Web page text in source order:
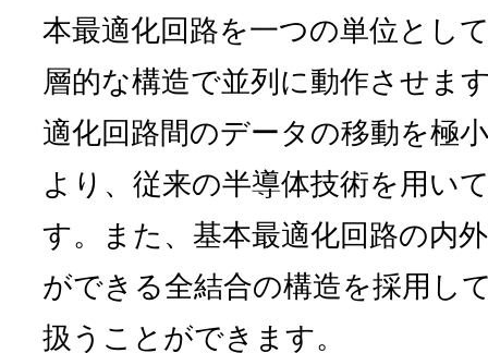
本最適化回路を一つの単位とし
層的な構造で並列に動作させま
適化回路間のデータの移動を極
より、従来の半導体技術を用い
す。また、基本最適化回路の内
ができる全結合の構造を採用し
扱うことができます。